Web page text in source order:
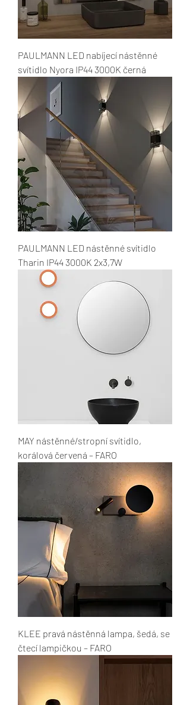
PAULMANN LED nabíjecí nástěnné
svítidlo Nyora IP44 3000K černá
PAULMANN LED nástěnné svítidlo
Tharin IP44 3000K 2x3,7W
MAY nástěnné/stropní svítidlo,
korálová červená – FARO
KLEE pravá nástěnná lampa, šedá, se
čtecí lampičkou – FARO